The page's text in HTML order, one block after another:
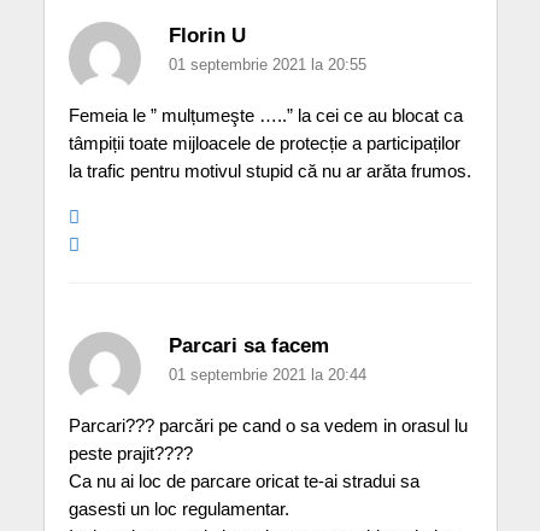
Florin U
01 septembrie 2021 la 20:55
Femeia le ” mulțumeşte …..” la cei ce au blocat ca
tâmpiții toate mijloacele de protecție a participaților
la trafic pentru motivul stupid că nu ar arăta frumos.
Parcari sa facem
01 septembrie 2021 la 20:44
Parcari??? parcări pe cand o sa vedem in orasul lu
peste prajit????
Ca nu ai loc de parcare oricat te-ai stradui sa
gasesti un loc regulamentar.